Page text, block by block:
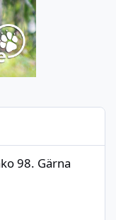
98. Gärna